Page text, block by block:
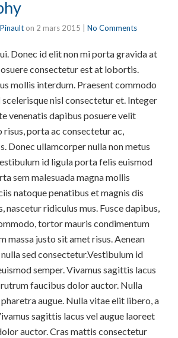
on 2 mars 2015 No Comments
Donec id elit non mi porta gravida at
consectetur est at lobortis.
mollis interdum. Praesent commodo
scelerisque nisl consectetur et. Integer
venenatis dapibus posuere velit
porta ac consectetur ac,
Donec ullamcorper nulla non metus
id ligula porta felis euismod
sem malesuada magna mollis
natoque penatibus et magnis dis
nascetur ridiculus mus. Fusce dapibus,
tortor mauris condimentum
massa justo sit amet risus. Aenean
sed consectetur.Vestibulum id
semper. Vivamus sagittis lacus
faucibus dolor auctor. Nulla
augue. Nulla vitae elit libero, a
sagittis lacus vel augue laoreet
auctor. Cras mattis consectetur